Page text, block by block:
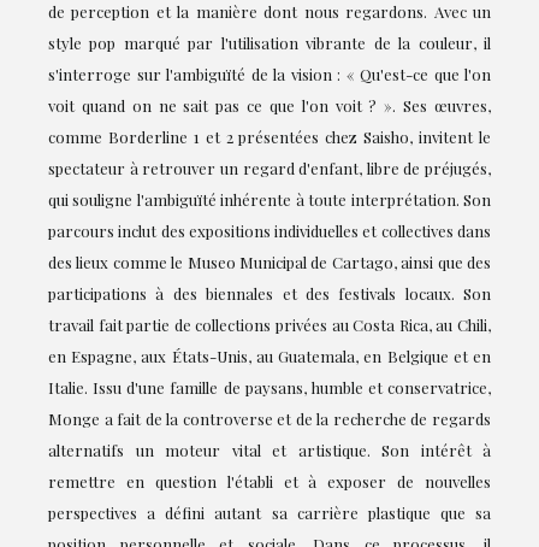
de perception et la manière dont nous regardons. Avec un
style pop marqué par l'utilisation vibrante de la couleur, il
s'interroge sur l'ambiguïté de la vision : « Qu'est-ce que l'on
voit quand on ne sait pas ce que l'on voit ? ». Ses œuvres,
comme Borderline 1 et 2 présentées chez Saisho, invitent le
spectateur à retrouver un regard d'enfant, libre de préjugés,
qui souligne l'ambiguïté inhérente à toute interprétation. Son
parcours inclut des expositions individuelles et collectives dans
des lieux comme le Museo Municipal de Cartago, ainsi que des
participations à des biennales et des festivals locaux. Son
travail fait partie de collections privées au Costa Rica, au Chili,
en Espagne, aux États-Unis, au Guatemala, en Belgique et en
Italie. Issu d'une famille de paysans, humble et conservatrice,
Monge a fait de la controverse et de la recherche de regards
alternatifs un moteur vital et artistique. Son intérêt à
remettre en question l'établi et à exposer de nouvelles
perspectives a défini autant sa carrière plastique que sa